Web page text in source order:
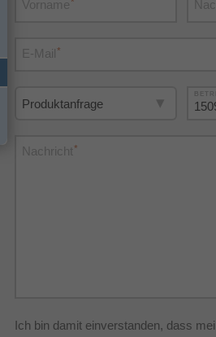
Vorname*
E-Mail*
Nachricht*
Ich bin damit einverstanden, dass